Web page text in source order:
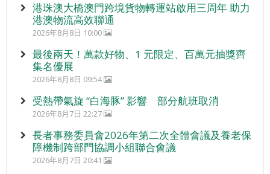
港珠澳大橋澳門跨境貨物轉運站啟用三周年 助力
港澳物流高效聯通
2026年8月8日 10:00
最後兩天！萬款好物、1 元限定、百萬元抽獎齊
集名優展
2026年8月8日 09:54
受熱帶氣旋 “白海豚” 影響 部分航班取消
2026年8月7日 22:27
長者事務委員會2026年第二次全體會議及養老保
障機制跨部門協調小組聯合會議
2026年8月7日 20:41